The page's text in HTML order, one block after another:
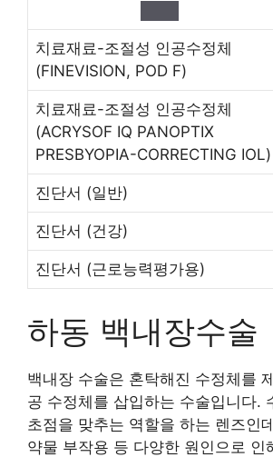
치료재료-조절성 인공수정체
(FINEVISION, POD F)
치료재료-조절성 인공수정체
(ACRYSOF IQ PANOPTIX
PRESBYOPIA-CORRECTING IOL)
진단서 (일반)
진단서 (건강)
진단서 (근로능력평가용)
하동 백내장수술
백내장 수술은 혼탁해진 수정체를
공 수정체를 삽입하는 수술입니다.
초점을 맞추는 역할을 하는 렌즈인
약물 부작용 등 다양한 원인으로 인